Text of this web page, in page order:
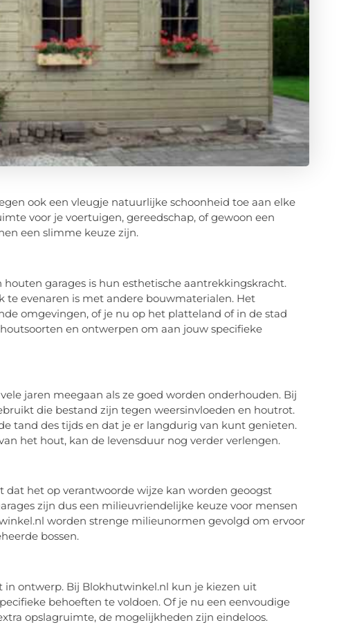
ook een vleugje natuurlijke schoonheid toe aan elke
voor je voertuigen, gereedschap, of gewoon een
een slimme keuze zijn.
garages is hun esthetische aantrekkingskracht.
evenaren is met andere bouwmaterialen. Het
omgevingen, of je nu op het platteland of in de stad
en ontwerpen om aan jouw specifieke
jaren meegaan als ze goed worden onderhouden. Bij
die bestand zijn tegen weersinvloeden en houtrot.
tand des tijds en dat je er langdurig van kunt genieten.
het hout, kan de levensduur nog verder verlengen.
het op verantwoorde wijze kan worden geoogst
zijn dus een milieuvriendelijke keuze voor mensen
worden strenge milieunormen gevolgd om ervoor
bossen.
in ontwerp. Bij Blokhutwinkel.nl kun je kiezen uit
behoeften te voldoen. Of je nu een eenvoudige
opslagruimte, de mogelijkheden zijn eindeloos.